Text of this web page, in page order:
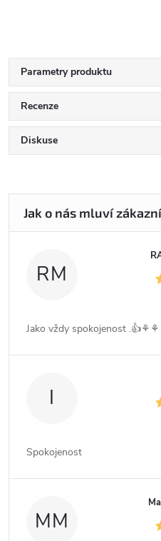
Parametry produktu
Recenze
Diskuse
RM
Jako vždy spokojenost .👍⚘️⚘️
I
Spokojenost
MM